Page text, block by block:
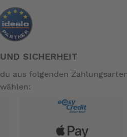
Dekorationsartikel
--
SICHERHEIT
aus folgenden
wählen: